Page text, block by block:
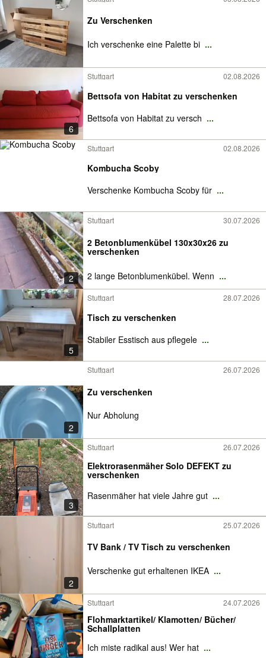
Zu Verschenken
Ich verschenke eine Palette bi ...
6
Stuttgart 02.08.2026
Bettsofa von Habitat zu verschenken
Bettsofa von Habitat zu versch ...
Stuttgart 02.08.2026
Kombucha Scoby
Verschenke Kombucha Scoby für ...
2
Stuttgart 30.07.2026
2 Betonblumenkübel 130x30x26 zu
verschenken
2 lange Betonblumenkübel. Wenn ...
5
Stuttgart 28.07.2026
Tisch zu verschenken
Stabiler Esstisch aus pflegele ...
2
Stuttgart 26.07.2026
Zu verschenken
Nur Abholung
3
Stuttgart 26.07.2026
Elektrorasenmäher Solo DEFEKT zu
verschenken
Rasenmäher hat viele Jahre gut ...
2
Stuttgart 25.07.2026
TV Bank / TV Tisch zu verschenken
Verschenke gut erhaltenen IKEA ...
Stuttgart 24.07.2026
Flohmarktartikel/ Klamotten/ Bücher/
Schallplatten
Ich miste radikal aus! Wer hat ...